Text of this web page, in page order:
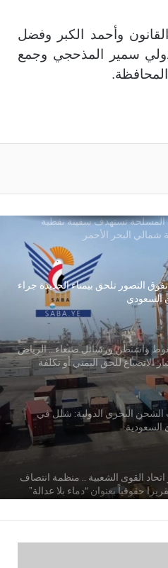
وأحمد الكبر وفضل
سمير المذحجي وجمع
المحافظة.
يوجه رسالة للنظام السعودي
التصور تلحق بيمناء الحديدة جراء
السعودي
واشنطن ورسائل صنعاء… الرياض
الانصياع للحق اليمني أو تكلفة
البحري الدولية: شلل في
السعودية
القوى الشعبية .. منظمة انتصاف
حقوقياً بعنوان “دماء بلا عدالة”
المسلحة تستهدف هدفاً حساساً
سبب أزمة لقاحات الأطفال